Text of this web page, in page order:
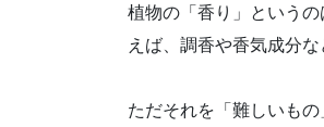
植物の「香り」という
えば、調香や香気成分
ただそれを「難しいも